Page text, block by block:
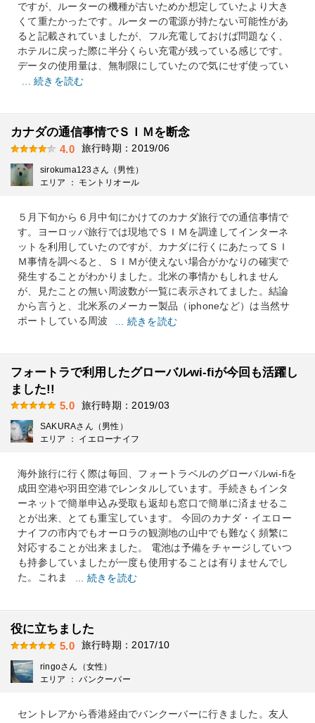
ですが、ルーターの機種が古いためか想定していたより大き
くて重たかったです。ルーターの電源が持たない可能性があ
ると記載されていましたが、フル充電しておけば問題なく、
ホテルに戻った際に半分くらい充電が残っている感じです。
データの使用量は、無制限にしていたので気にせず使ってい
... 続きを読む
カナダの通信事情でＳＩＭを断念
4.0 旅行時期：2019/06
sirokuma123さん（男性）
エリア ： モントリオール
５月下旬から６月中旬にかけてのカナダ旅行での通信事情で
す。ヨーロッパ旅行では現地でＳＩＭを調達してインターネ
ットを利用していたのですが、カナダに行くにあたってＳＩ
Ｍ事情を調べると、ＳＩＭが使えない場合がかなりの確実で
発生することがわかりました。北米の事情かもしれません
が、見たことの無い周波数が一覧に表示されてました。結論
から言うと、北米系のメーカー製品（iphoneなど）は当然サ
ポートしている周波
... 続きを読む
フォートラで利用したグローバルwi-fiが今回も活躍し
ました!!
5.0 旅行時期：2019/03
SAKURAさん（男性）
エリア ： イエローナイフ
海外旅行に行く際は毎回、フォートラベルのグローバルwi-fiを
成田空港や羽田空港でレンタルしています。手続きもインタ
ーネットで簡単申込み受取も返却も窓口で簡単に済ませるこ
とが出来、とても重宝しています。 今回のカナダ・イエロー
ナイフの市内でもオーロラの観測地の山中でも難なく頻繁に
対応することが出来ました。 電池は予備をチャージしていつ
も持参していましたが一度も使用することは有りませんでし
た。これま
... 続きを読む
役に立ちました
5.0 旅行時期：2017/10
ringoさん（女性）
エリア ： バンクーバー
セントレアから香港経由でバンクーバーに行きました。友人